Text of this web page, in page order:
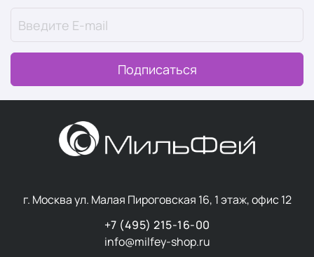
Подписаться
г. Москва ул. Малая Пироговская 16, 1 этаж, офис 12
+7 (495) 215-16-00
info@milfey-shop.ru